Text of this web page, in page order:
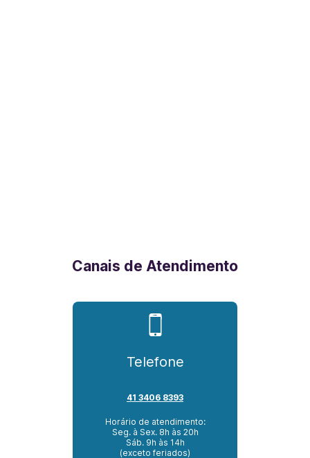
Canais de Atendimento
Telefone
41 3406 8393
Horário de atendimento:
Seg. à Sex. 8h às 20h
Sáb. 9h às 14h
(exceto feriados)